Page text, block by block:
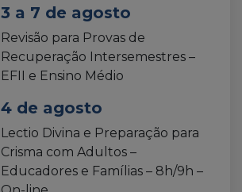
3 a 7 de agosto
Revisão para Provas de
Recuperação Intersemestres –
EFII e Ensino Médio
4 de agosto
Lectio Divina e Preparação para
Crisma com Adultos –
Educadores e Famílias – 8h/9h –